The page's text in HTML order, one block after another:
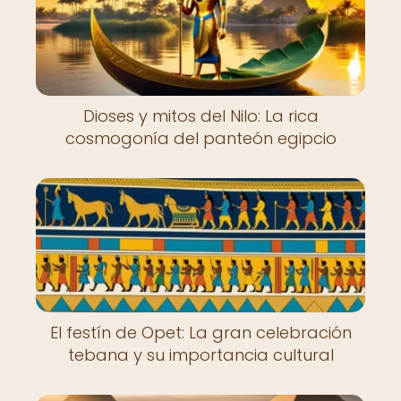
Dioses y mitos del Nilo: La rica
cosmogonía del panteón egipcio
El festín de Opet: La gran celebración
tebana y su importancia cultural